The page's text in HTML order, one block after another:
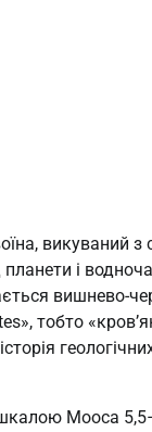
викуваний з
і
вишнево-
тобто
Мооса